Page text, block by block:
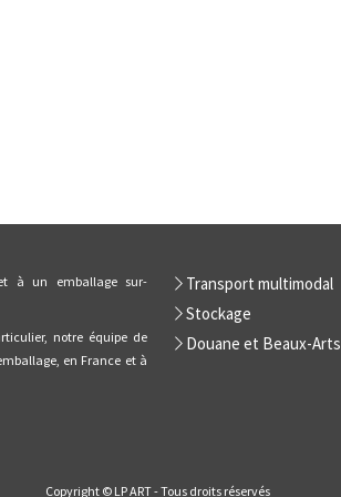
à un emballage sur-
notre équipe de
en France et à
Transport multimodal
Stockage
Douane et Beaux-Arts
Copyright © LP ART - Tous droits réservés